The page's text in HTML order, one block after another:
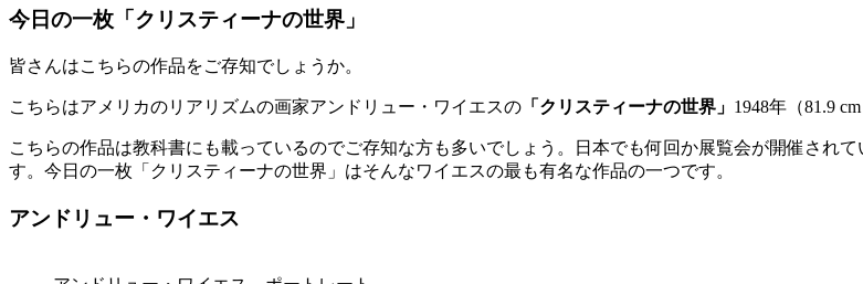
今日の一枚「クリスティーナの世界」
皆さんはこちらの作品をご存知でしょうか。
こちらはアメリカのリアリズムの画家アンドリュー・ワイエスの 「クリスティーナの世界」 1948年（81.9
こちらの作品は教科書にも載っているのでご存知な方も多いでしょう。日本でも何回か展覧会が開催され
す。今日の一枚「クリスティーナの世界」はそんなワイエスの最も有名な作品の一つです。
アンドリュー・ワイエス